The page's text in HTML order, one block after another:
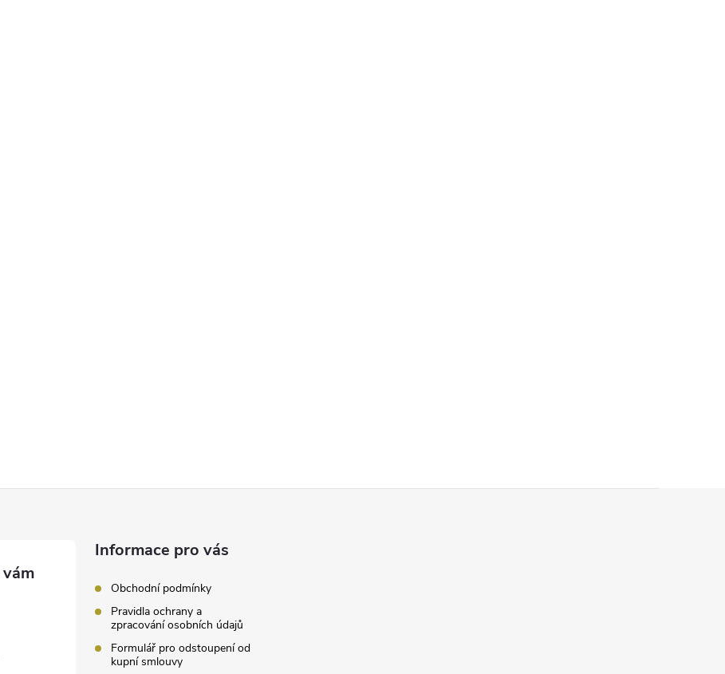
Informace pro vás
Obchodní podmínky
Pravidla ochrany a
zpracování osobních údajů
Formulář pro odstoupení od
kupní smlouvy